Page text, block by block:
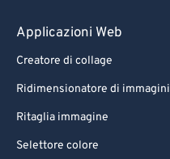
Applicazioni Web
Creatore di collage
Ridimensionatore di immagini
Ritaglia immagine
Selettore colore